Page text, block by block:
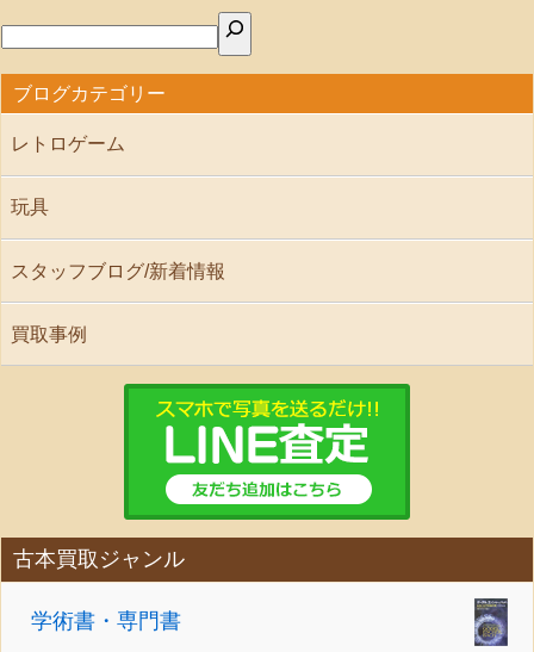
ブログカテゴリー
レトロゲーム
玩具
スタッフブログ/新着情報
買取事例
古本買取ジャンル
学術書・専門書